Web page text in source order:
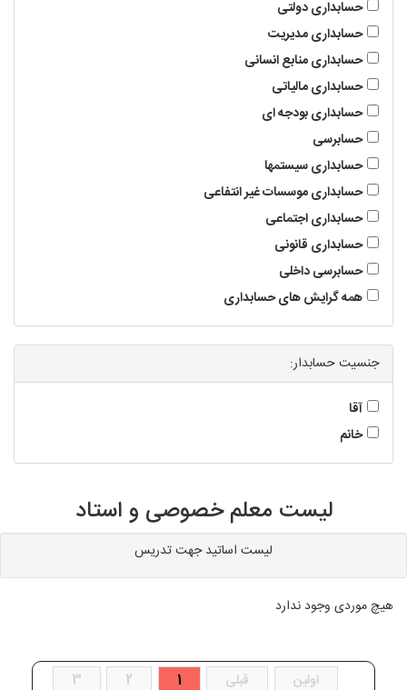
حسابداری دولتی
حسابداری مدیریت
حسابداری منابع انسانی
حسابداری مالیاتی
حسابداری بودجه ای
حسابرسی
حسابداری سیستمها
حسابداری موسسات غیر انتفاعی
حسابداری اجتماعی
حسابداری قانونی
حسابرسی داخلی
همه گرایش های حسابداری
جنسیت حسابدار:
آقا
خانم
لیست معلم خصوصی و استاد
لیست اساتید جهت تدریس
هیچ موردی وجود ندارد
اولین قبلی 1
2
3